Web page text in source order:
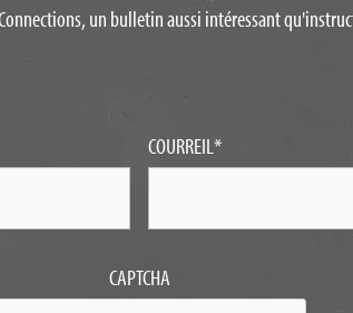
un bulletin aussi intéressant
COURREIL*
CAPTCHA